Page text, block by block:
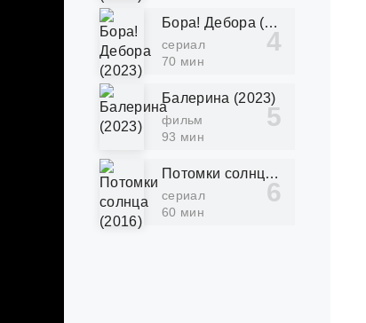
Бора! Дебора (2023)
сериал
70 мин
Балерина (2023)
фильм
93 мин
Потомки солнца (2016)
сериал
60 мин